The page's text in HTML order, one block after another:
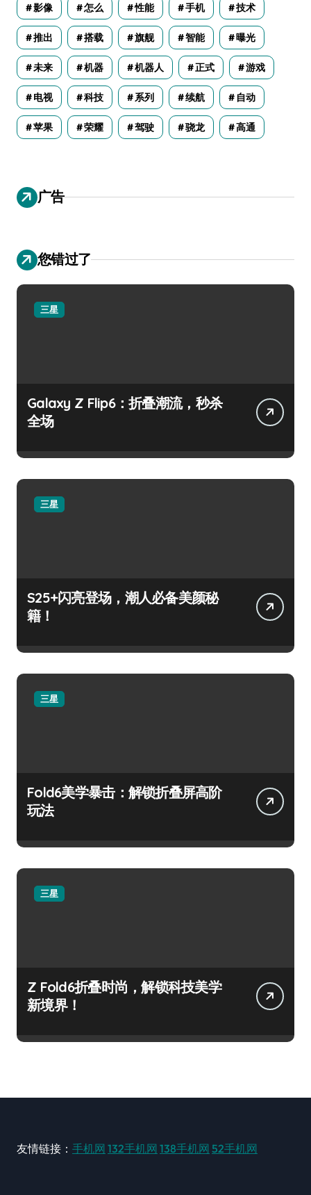
影像 怎么 性能 手机 技术
推出 搭载 旗舰 智能 曝光
未来 机器 机器人 正式 游戏
电视 科技 系列 续航 自动
苹果 荣耀 驾驶 骁龙 高通
广告
您错过了
三星
Galaxy Z Flip6：折叠潮流，秒杀
全场
三星
S25+闪亮登场，潮人必备美颜秘
籍！
三星
Fold6美学暴击：解锁折叠屏高阶
玩法
三星
Z Fold6折叠时尚，解锁科技美学
新境界！
友情链接： 手机网 132手机网 138手机网 52手机网